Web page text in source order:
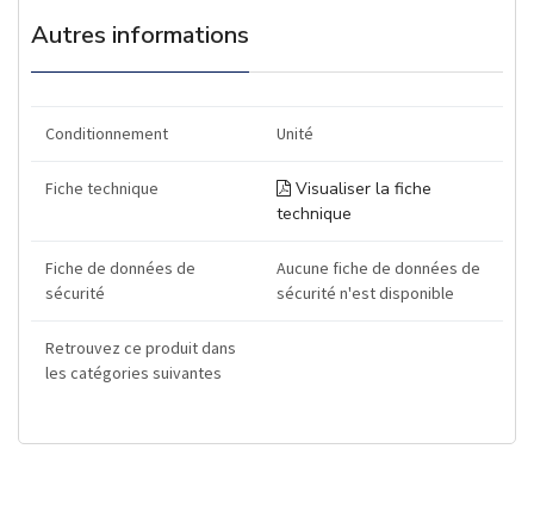
Autres informations
Conditionnement Unité
Fiche technique
Visualiser la fiche
technique
Fiche de données de
sécurité
Aucune fiche de données de
sécurité n'est disponible
Retrouvez ce produit dans
les catégories suivantes